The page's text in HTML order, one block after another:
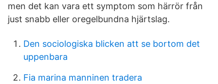
men det kan vara ett symptom som härrör från
just snabb eller oregelbundna hjärtslag.
Den sociologiska blicken att se bortom det
uppenbara
Fia marina manninen tradera